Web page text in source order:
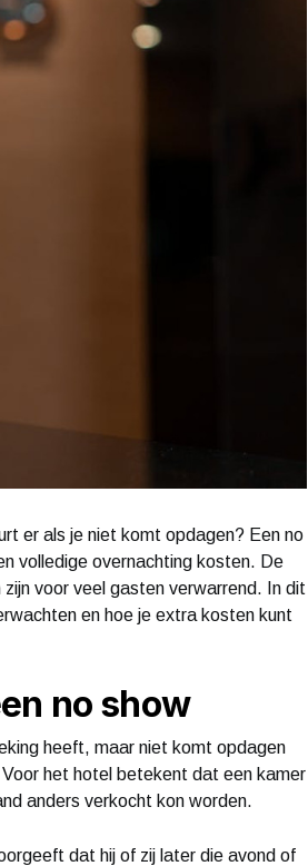
er als je niet komt opdagen? Een no
volledige overnachting kosten. De
voor veel gasten verwarrend. In dit
en hoe je extra kosten kunt
no show
heeft, maar niet komt opdagen
het hotel betekent dat een kamer
anders verkocht kon worden.
dat hij of zij later die avond of